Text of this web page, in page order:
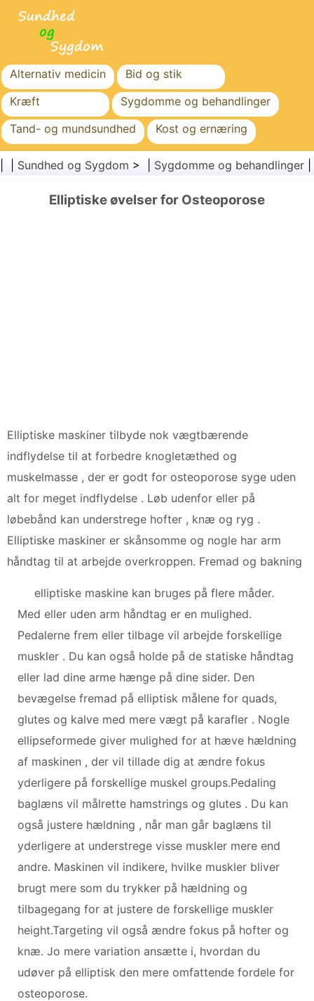
Alternativ medicin
Bid og stik
Kræft
Sygdomme og behandlinger
Tand- og mundsundhed
Kost og ernæring
Familiesundhed
Sundhedssektoren
Kirurgi og procedurer
Sundhed og Sygdom > | Sygdomme og behandlinger
Elliptiske øvelser for Osteoporose
Elliptiske maskiner tilbyde nok vægtbærende
indflydelse til at forbedre knogletæthed og
muskelmasse , der er godt for osteoporose syge uden
alt for meget indflydelse . Løb udenfor eller på
løbebånd kan understrege hofter , knæ og ryg .
Elliptiske maskiner er skånsomme og nogle har arm
håndtag til at arbejde overkroppen. Fremad og bakning
elliptiske maskine kan bruges på flere måder.
Med eller uden arm håndtag er en mulighed.
Pedalerne frem eller tilbage vil arbejde forskellige
muskler . Du kan også holde på de statiske håndtag
eller lad dine arme hænge på dine sider. Den
bevægelse fremad på elliptisk målene for quads,
glutes og kalve med mere vægt på karafler . Nogle
ellipseformede giver mulighed for at hæve hældning
af maskinen , der vil tillade dig at ændre fokus
yderligere på forskellige muskel groups.Pedaling
baglæns vil målrette hamstrings og glutes . Du kan
også justere hældning , når man går baglæns til
yderligere at understrege visse muskler mere end
andre. Maskinen vil indikere, hvilke muskler bliver
brugt mere som du trykker på hældning og
tilbagegang for at justere de forskellige muskler
height.Targeting vil også ændre fokus på hofter og
knæ. Jo mere variation ansætte i, hvordan du
udøver på elliptisk den mere omfattende fordele for
osteoporose.